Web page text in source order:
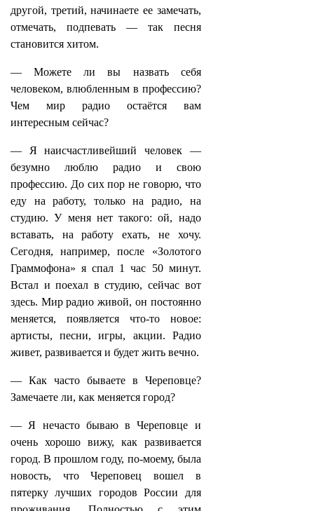
другой, третий, начинаете ее замечать,
отмечать, подпевать — так песня
становится хитом.
— Можете ли вы назвать себя
человеком, влюбленным в профессию?
Чем мир радио остаётся вам
интересным сейчас?
— Я наисчастливейший человек —
безумно люблю радио и свою
профессию. До сих пор не говорю, что
еду на работу, только на радио, на
студию. У меня нет такого: ой, надо
вставать, на работу ехать, не хочу.
Сегодня, например, после «Золотого
Граммофона» я спал 1 час 50 минут.
Встал и поехал в студию, сейчас вот
здесь. Мир радио живой, он постоянно
меняется, появляется что-то новое:
артисты, песни, игры, акции. Радио
живет, развивается и будет жить вечно.
— Как часто бываете в Череповце?
Замечаете ли, как меняется город?
— Я нечасто бываю в Череповце и
очень хорошо вижу, как развивается
город. В прошлом году, по-моему, была
новость, что Череповец вошел в
пятерку лучших городов России для